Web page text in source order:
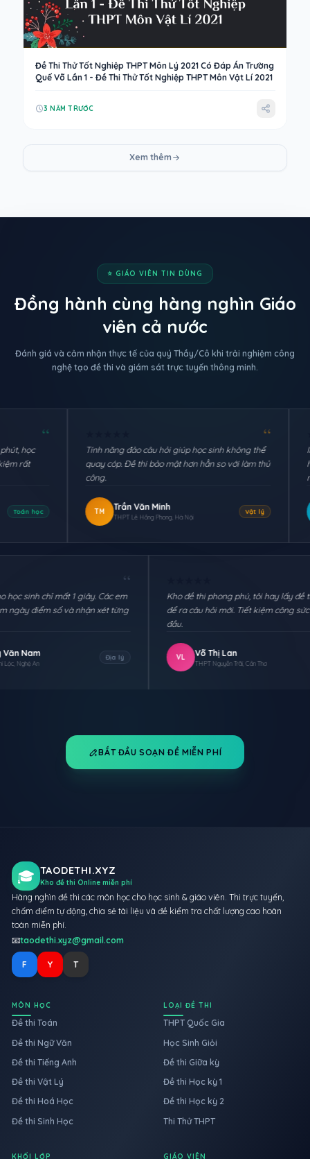
Đề Thi Thử Tốt Nghiệp THPT Môn Lý 2021 Có Đáp Án Trường
Quế Võ Lần 1 - Đề Thi Thử Tốt Nghiệp THPT Môn Vật Lí 2021
3 NĂM TRƯỚC
Xem thêm
⭐ GIÁO VIÊN TIN DÙNG
Đồng hành cùng hàng nghìn Giáo
viên cả nước
Đánh giá và cảm nhận thực tế của quý Thầy/Cô khi trải nghiệm công
nghệ tạo đề thi và giám sát trực tuyến thông minh.
★
Tính năng đảo câu hỏi giúp học sinh không thể
quay cóp. Đề thi bảo mật hơn hẳn so với làm thủ
TM Trần Văn Minh
THPT Lê Hồng Phong, Hà Nội
★
Import đề từ file
hỏi vào là hệ
nhập lại từng
MA Lê Thị
THCS Trần
Chia sẻ link cho học sinh chỉ mất 1 giây. Các em
thi xong tôi xem ngày điểm số và nhận xét từng
HN Hoàng Văn Nam
THPT Nghi Lộc, Nghệ An
Địa lý
Kho đề thi phong
để ra câu hỏi mới.
THPT Nguyễn Trãi,
BẮT ĐẦU SOẠN ĐỀ MIỄN PHÍ
🎓 TAODETHI.XYZ
Kho đề thi Online miễn phí
Hàng nghìn đề thi các môn học cho học sinh & giáo viên. Thi trực tuyến,
chấm điểm tự động, chia sẻ tài liệu và đề kiểm tra chất lượng cao hoàn
toàn miễn phí.
📧taodethi.xyz@gmail.com
F Y T
MÔN HỌC
Đề thi Toán
Đề thi Ngữ Văn
Đề thi Tiếng Anh
Đề thi Vật Lý
Đề thi Hoá Học
Đề thi Sinh Học
LOẠI ĐỀ THI
THPT Quốc Gia
Học Sinh Giỏi
Đề thi Giữa kỳ
Đề thi Học kỳ 1
Đề thi Học kỳ 2
Thi Thử THPT
KHỐI LỚP GIÁO VIÊN